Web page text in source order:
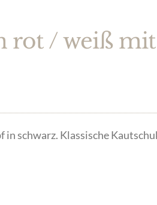
rot / weiß mit
schwarz. Klassische